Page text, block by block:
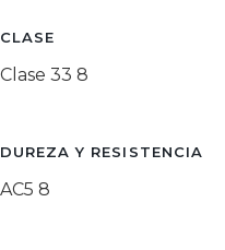
CLASE
Clase 33 8
DUREZA Y RESISTENCIA
AC5 8